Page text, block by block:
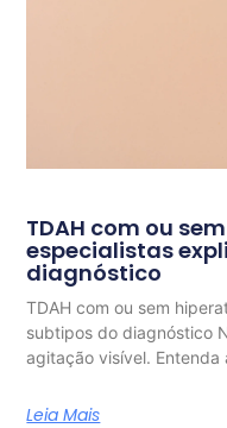
TDAH com ou
especialistas
diagnóstico
TDAH com ou sem
subtipos do diagnóstico
agitação visível. Entenda
Leia Mais